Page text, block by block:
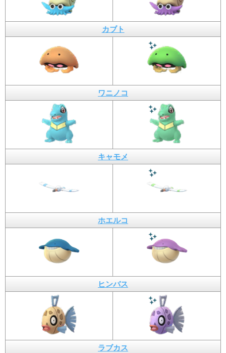
カブト
ワニノコ
キャモメ
ホエルコ
ヒンバス
ラブカス